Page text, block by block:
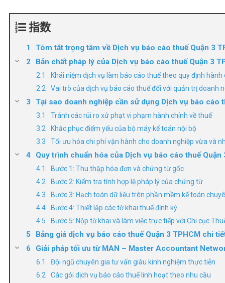
指数
Tóm tắt trọng tâm về Dịch vụ báo cáo thuế Quận 3
Bản chất pháp lý của Dịch vụ báo cáo thuế Quận 3
Khái niệm dịch vụ làm báo cáo thuế theo quy định hành
Vai trò của dịch vụ báo cáo thuế đối với quản trị doanh
Tại sao doanh nghiệp cần sử dụng Dịch vụ báo cáo
Tránh các rủi ro xử phạt vi phạm hành chính về thuế
Khắc phục điểm yếu của bộ máy kế toán nội bộ
Tối ưu hóa chi phí vận hành cho doanh nghiệp vừa và
Quy trình chuẩn hóa của Dịch vụ báo cáo thuế Quận
Bước 1: Thu thập hóa đơn và chứng từ gốc
Bước 2: Kiểm tra tính hợp lệ pháp lý của chứng từ
Bước 3: Hạch toán dữ liệu trên phần mềm kế toán
Bước 4: Thiết lập các tờ khai thuế định kỳ
Bước 5: Nộp tờ khai và làm việc trực tiếp với Chi cục
Bảng giá dịch vụ báo cáo thuế Quận 3 TPHCM chi
Giải pháp tối ưu từ MAN – Master Accountant
Đội ngũ chuyên gia tư vấn giàu kinh nghiệm thực tiễn
Các gói dịch vụ báo cáo thuế linh hoạt theo nhu cầu